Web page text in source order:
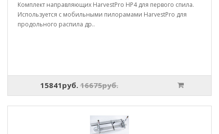
Комплект направляющих HarvestPro HP4 для первого спила.
Используется с мобильными пилорамами HarvestPro для
продольного распила др..
15841руб. 16675руб.